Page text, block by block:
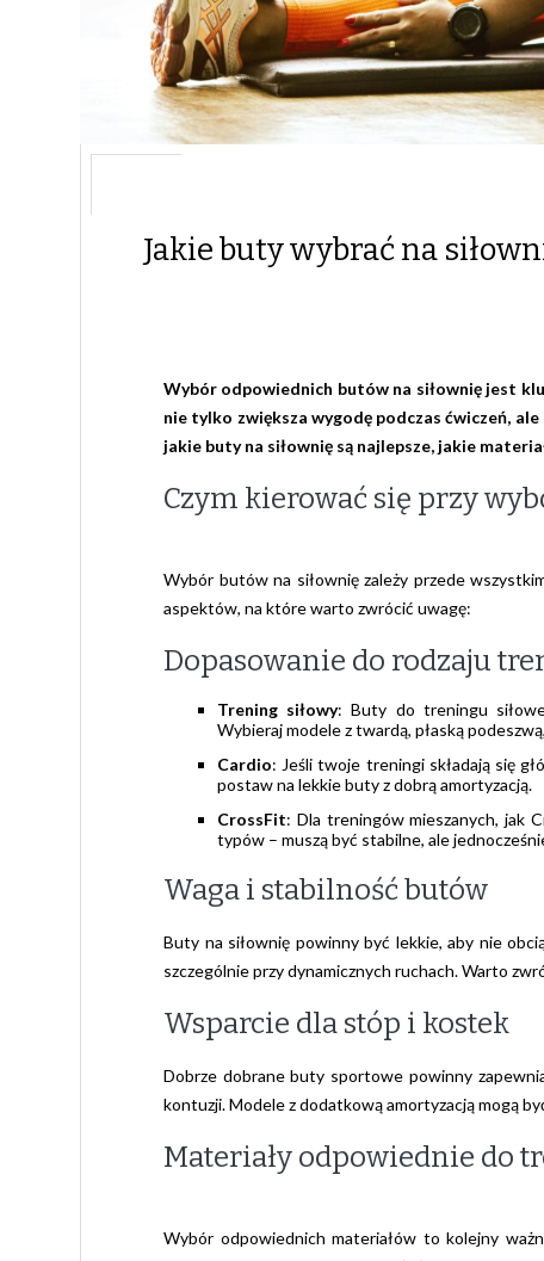
Jakie buty wybrać na
Wybór odpowiednich butów na siłownię jest
nie tylko zwiększa wygodę podczas ćwiczeń,
jakie buty na siłownię są najlepsze, jakie
Czym kierować się przy
Wybór butów na siłownię zależy przede
aspektów, na które warto zwrócić uwagę:
Dopasowanie do rodzaju
Trening siłowy: Buty do treningu
Wybieraj modele z twardą, płaską
Cardio: Jeśli twoje treningi składają się
postaw na lekkie buty z dobrą amortyzacją.
CrossFit: Dla treningów mieszanych, jak
typów – muszą być stabilne, ale
Waga i stabilność butów
Buty na siłownię powinny być lekkie, aby nie
szczególnie przy dynamicznych ruchach. Warto
Wsparcie dla stóp i kostek
Dobrze dobrane buty sportowe powinny
kontuzji. Modele z dodatkową amortyzacją mogą
Materiały odpowiednie do
Wybór odpowiednich materiałów to kolejny